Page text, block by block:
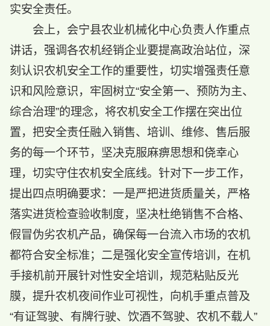
实安全责任。
会上，会宁县农业机械化中心负责人作重点
讲话，强调各农机经销企业要提高政治站位，深
刻认识农机安全工作的重要性，切实增强责任意
识和风险意识，牢固树立“安全第一、预防为主、
综合治理”的理念，将农机安全工作摆在突出位
置，把安全责任融入销售、培训、维修、售后服
务的每一个环节，坚决克服麻痹思想和侥幸心
理，切实守住农机安全底线。针对下一步工作，
提出四点明确要求：一是严把进货质量关，严格
落实进货检查验收制度，坚决杜绝销售不合格、
假冒伪劣农机产品，确保每一台流入市场的农机
都符合安全标准；二是强化安全宣传培训，在机
手接机前开展针对性安全培训，规范粘贴反光
膜，提升农机夜间作业可视性，向机手重点普及
“有证驾驶、有牌行驶、饮酒不驾驶、农机不载人”